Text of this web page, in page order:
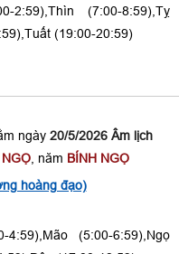
2:59),Thìn (7:00-8:59),Tỵ
(19:00-20:59)
ngày 20/5/2026 Âm lịch
, năm BÍNH NGỌ
hoàng đạo)
(5:00-6:59),Ngọ